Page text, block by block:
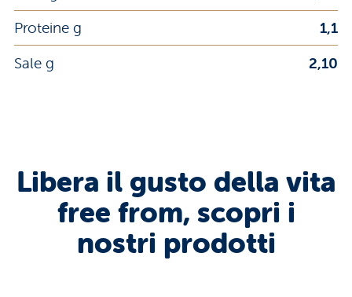
Proteine g
1,1
Sale g
2,10
Libera il gusto della vita
free from, scopri i
nostri prodotti